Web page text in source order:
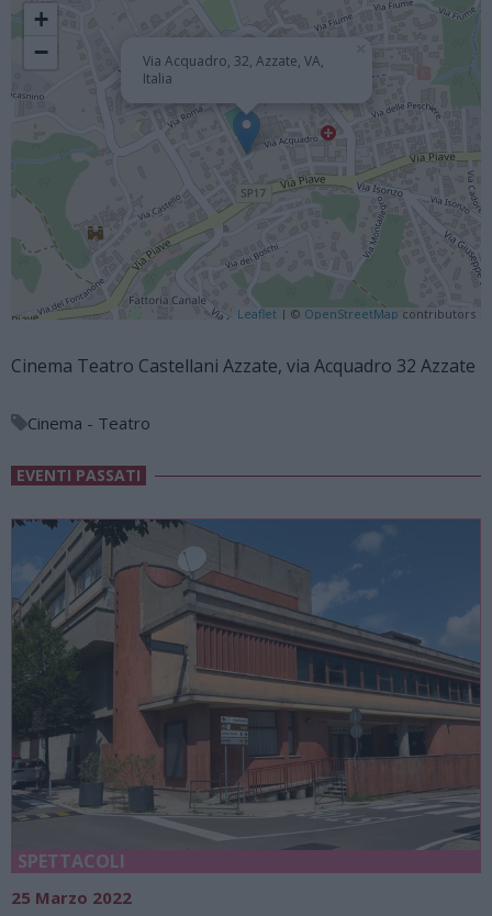
Via Acquadro, 32, Azzate, VA,
Italia
+
−
Leaflet | © OpenStreetMap contributors
Cinema Teatro Castellani Azzate, via Acquadro 32 Azzate
Cinema - Teatro
EVENTI PASSATI
SPETTACOLI
25 Marzo 2022